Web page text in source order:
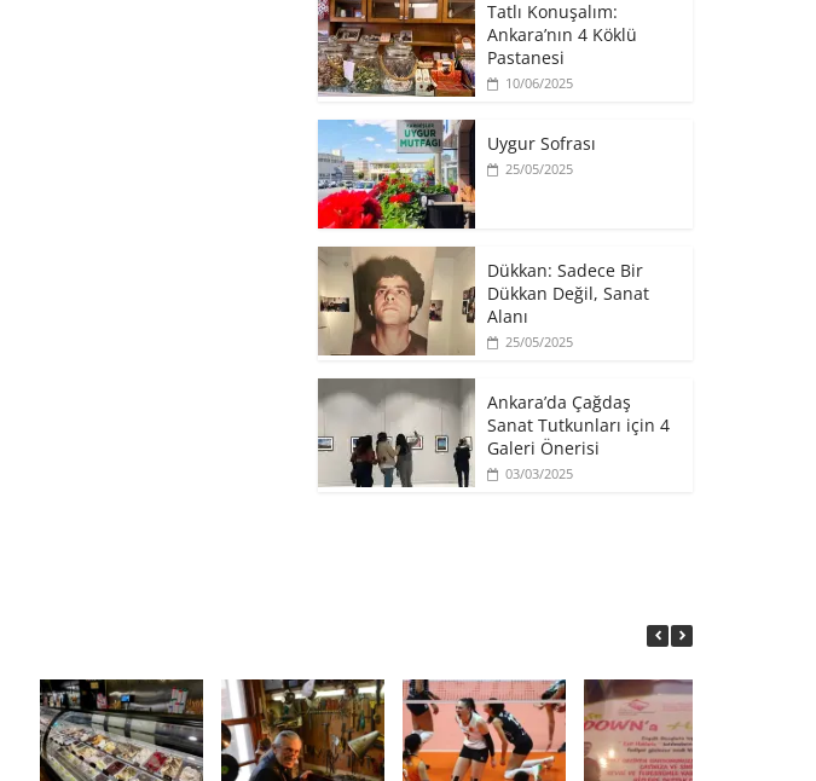
Tatlı Konuşalım:
Ankara’nın 4 Köklü
Pastanesi
10/06/2025
Uygur Sofrası
25/05/2025
​Dükkan: Sadece Bir
Dükkan Değil, Sanat
Alanı
25/05/2025
Ankara’da Çağdaş
Sanat Tutkunları için 4
Galeri Önerisi
03/03/2025